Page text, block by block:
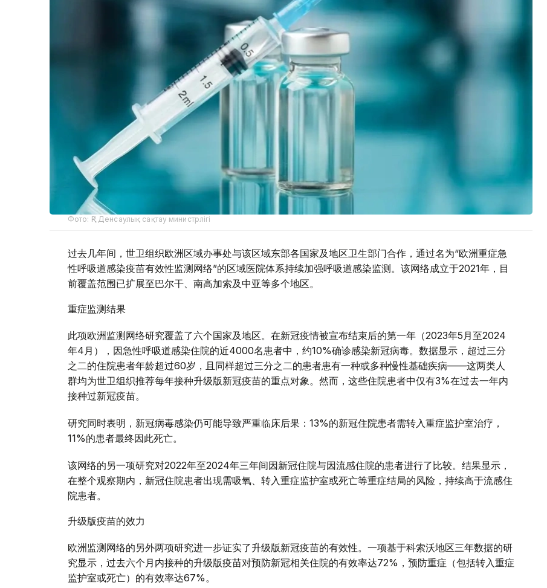
Фото: ҚР Денсаулық сақтау министрлігі
过去几年间，世卫组织欧洲区域办事处与该区域东部各国家及地区卫生部门合作，通过名为“欧洲重症急
性呼吸道感染疫苗有效性监测网络”的区域医院体系持续加强呼吸道感染监测。该网络成立于2021年，目
前覆盖范围已扩展至巴尔干、南高加索及中亚等多个地区。
重症监测结果
此项欧洲监测网络研究覆盖了六个国家及地区。在新冠疫情被宣布结束后的第一年（2023年5月至2024
年4月），因急性呼吸道感染住院的近4000名患者中，约10%确诊感染新冠病毒。数据显示，超过三分
之二的住院患者年龄超过60岁，且同样超过三分之二的患者患有一种或多种慢性基础疾病——这两类人
群均为世卫组织推荐每年接种升级版新冠疫苗的重点对象。然而，这些住院患者中仅有3%在过去一年内
接种过新冠疫苗。
研究同时表明，新冠病毒感染仍可能导致严重临床后果：13%的新冠住院患者需转入重症监护室治疗，
11%的患者最终因此死亡。
该网络的另一项研究对2022年至2024年三年间因新冠住院与因流感住院的患者进行了比较。结果显示，
在整个观察期内，新冠住院患者出现需吸氧、转入重症监护室或死亡等重症结局的风险，持续高于流感住
院患者。
升级版疫苗的效力
欧洲监测网络的另外两项研究进一步证实了升级版新冠疫苗的有效性。一项基于科索沃地区三年数据的研
究显示，过去六个月内接种的升级版疫苗对预防新冠相关住院的有效率达72%，预防重症（包括转入重症
监护室或死亡）的有效率达67%。